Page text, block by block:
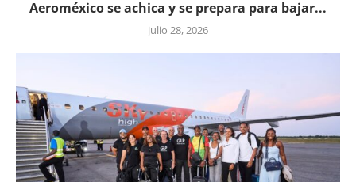
Aeroméxico se achica y se prepara para bajar...
julio 28, 2026